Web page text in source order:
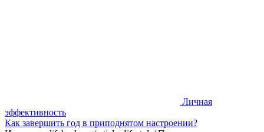
Личная
эффективность
Как завершить год в приподнятом настроении?